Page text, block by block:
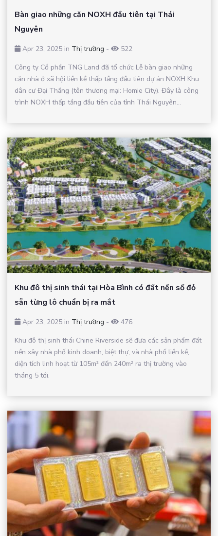
Bàn giao những căn NOXH đầu tiên tại Thái
Nguyên
Apr 23, 2025 in Thị trường -
522
Công ty Cổ phần TNG Land đã tổ chức Lễ bàn giao những
căn nhà ở xã hội liền kề thấp tầng đầu tiên dự án NOXH Khu
dân cư Đại Thắng (tên thương mại: Homie City). Đây là công
trình NOXH thấp tầng đầu tiên của tỉnh Thái Nguyên...
Khu đô thị sinh thái tại Hòa Bình có đất nền sổ đỏ
sẵn từng lô chuẩn bị ra mắt
Apr 23, 2025 in Thị trường -
476
Khu đô thị sinh thái Chine Riverside sẽ đưa các sản phẩm đất
nền xây nhà phố kinh doanh, biệt thự, và nhà phố liền kề,
diện tích linh hoạt từ 105m² đến 240m² ra thị trường vào
tháng 5 tới.